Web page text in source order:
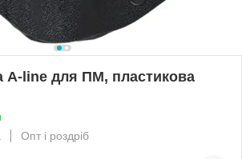
A-line для ПМ, пластикова
Опт і роздріб